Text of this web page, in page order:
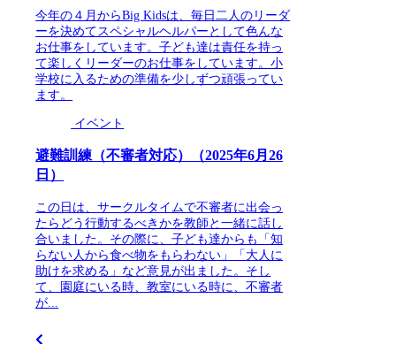
今年の４月からBig Kidsは、毎日二人のリーダ
ーを決めてスペシャルヘルパーとして色んな
お仕事をしています。子ども達は責任を持っ
て楽しくリーダーのお仕事をしています。小
学校に入るための準備を少しずつ頑張ってい
ます。
イベント
避難訓練（不審者対応）（2025年6月26
日）
この日は、サークルタイムで不審者に出会っ
たらどう行動するべきかを教師と一緒に話し
合いました。その際に、子ども達からも「知
らない人から食べ物をもらわない」「大人に
助けを求める」など意見が出ました。そし
て、園庭にいる時、教室にいる時に、不審者
が...